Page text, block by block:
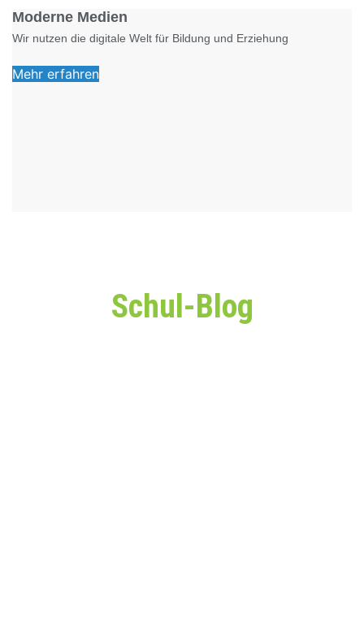
Moderne Medien
Wir nutzen die digitale Welt für Bildung und Erziehung
Mehr erfahren
Schul-Blog